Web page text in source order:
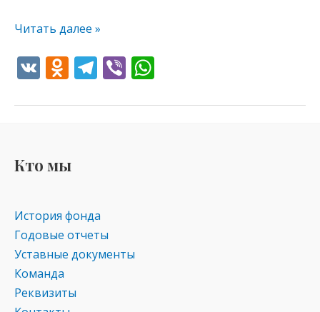
Читать далее »
V O
n
kl
as
s
ni
ki
T
e
Vi
er at
Кто мы
История фонда
Годовые отчеты
Уставные документы
Команда
Реквизиты